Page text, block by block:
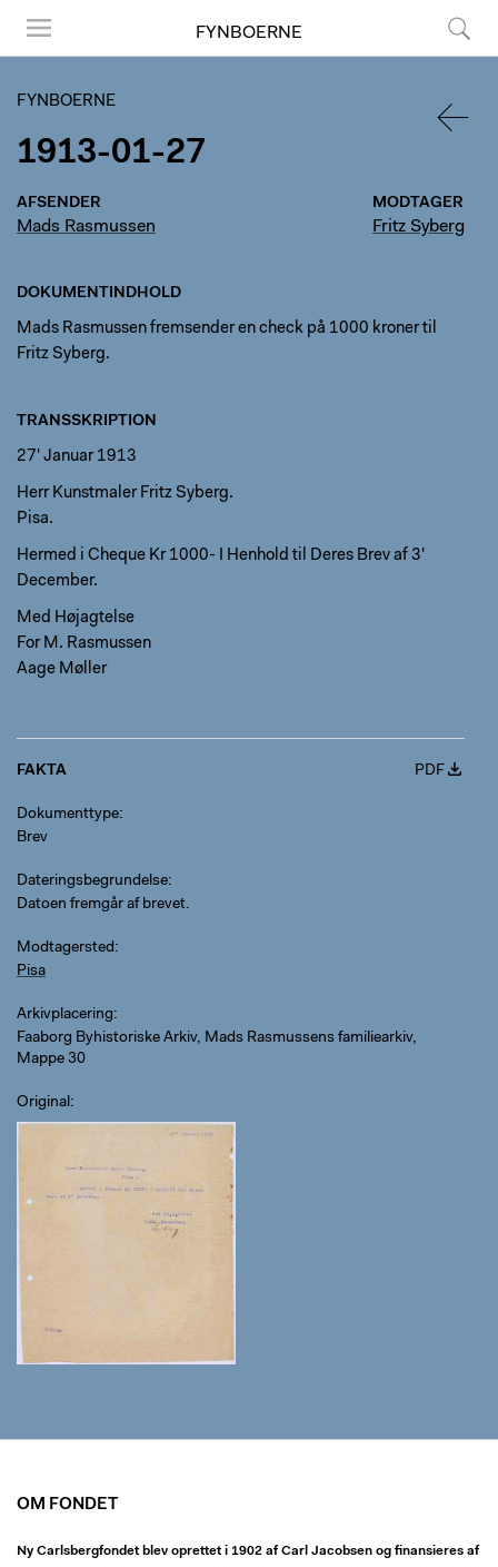
FYNBOERNE
FYNBOERNE
1913-01-27
AFSENDER
Mads Rasmussen
MODTAGER
Fritz Syberg
DOKUMENTINDHOLD
Mads Rasmussen fremsender en check på 1000 kroner til
Fritz Syberg.
TRANSSKRIPTION
27' Januar 1913
Herr Kunstmaler Fritz Syberg.
Pisa.
Hermed i Cheque Kr 1000- I Henhold til Deres Brev af 3'
December.
Med Højagtelse
For M. Rasmussen
Aage Møller
FAKTA PDF
Dokumenttype
Brev
Dateringsbegrundelse
Datoen fremgår af brevet.
Modtagersted
Pisa
Arkivplacering
Faaborg Byhistoriske Arkiv, Mads Rasmussens familiearkiv,
Mappe 30
Original
OM FONDET
Ny Carlsbergfondet blev oprettet i 1902 af Carl Jacobsen og finansieres af